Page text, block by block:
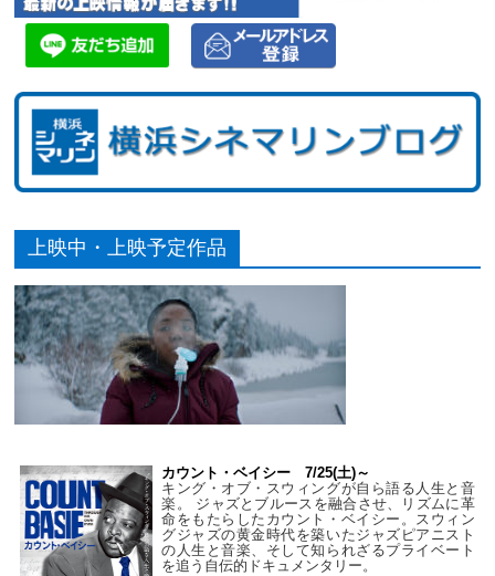
上映中・上映予定作品
カウント・ベイシー 7/25(土)～
キング・オブ・スウィングが自ら語る人生と音
楽。 ジャズとブルースを融合させ、リズムに革
命をもたらしたカウント・ベイシー。スウィン
グジャズの黄金時代を築いたジャズピアニスト
の人生と音楽、そして知られざるプライベート
を追う自伝的ドキュメンタリー。